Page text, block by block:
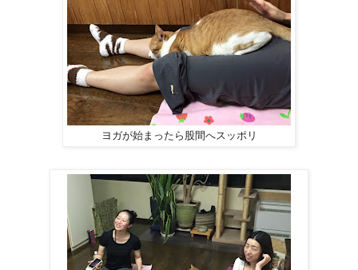
ヨガが始まったら股間へスッポリ